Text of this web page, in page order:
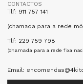
CONTACTOS
Tlf: 911 757 141
(chamada para a rede
Tlf: 229 759 798
(chamada para a rede fixa
Email: